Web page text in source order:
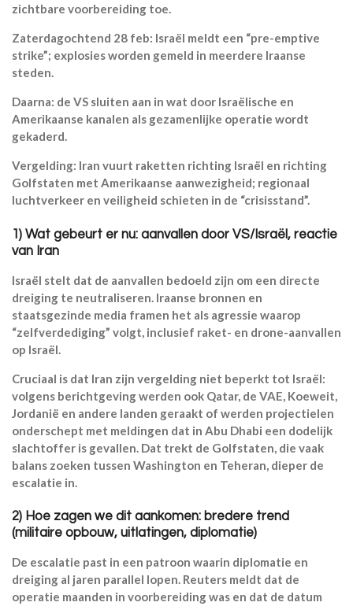
zichtbare voorbereiding toe.
Zaterdagochtend 28 feb: Israël meldt een “pre-emptive
strike”; explosies worden gemeld in meerdere Iraanse
steden.
Daarna: de VS sluiten aan in wat door Israëlische en
Amerikaanse kanalen als gezamenlijke operatie wordt
gekaderd.
Vergelding: Iran vuurt raketten richting Israël en richting
Golfstaten met Amerikaanse aanwezigheid; regionaal
luchtverkeer en veiligheid schieten in de “crisisstand”.
1) Wat gebeurt er nu: aanvallen door VS/Israël, reactie
van Iran
Israël stelt dat de aanvallen bedoeld zijn om een directe
dreiging te neutraliseren. Iraanse bronnen en
staatsgezinde media framen het als agressie waarop
“zelfverdediging” volgt, inclusief raket- en drone-aanvallen
op Israël.
Cruciaal is dat Iran zijn vergelding niet beperkt tot Israël:
volgens berichtgeving werden ook Qatar, de VAE, Koeweit,
Jordanië en andere landen geraakt of werden projectielen
onderschept met meldingen dat in Abu Dhabi een dodelijk
slachtoffer is gevallen. Dat trekt de Golfstaten, die vaak
balans zoeken tussen Washington en Teheran, dieper de
escalatie in.
2) Hoe zagen we dit aankomen: bredere trend
(militaire opbouw, uitlatingen, diplomatie)
De escalatie past in een patroon waarin diplomatie en
dreiging al jaren parallel lopen. Reuters meldt dat de
operatie maanden in voorbereiding was en dat de datum